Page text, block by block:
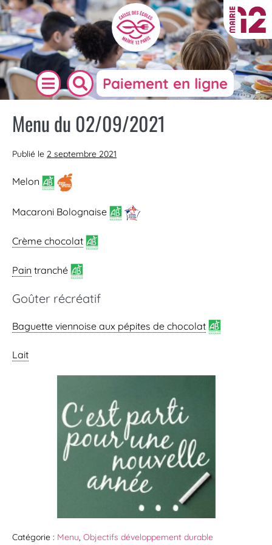
Paiement en ligne
Menu du 02/09/2021
Publié le 2 septembre 2021
Melon
Macaroni Bolognaise
Crème chocolat
Pain tranché
Goûter récréatif
Baguette viennoise aux pépites de chocolat
Lait
Catégorie : Menu, Objectifs développement durable